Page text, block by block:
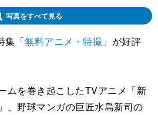
写真をすべて見る
集「無料アニメ・特撮 」が好評
ムを巻き起こしたTVアニメ「新
、野球マンガの巨匠水島新司の